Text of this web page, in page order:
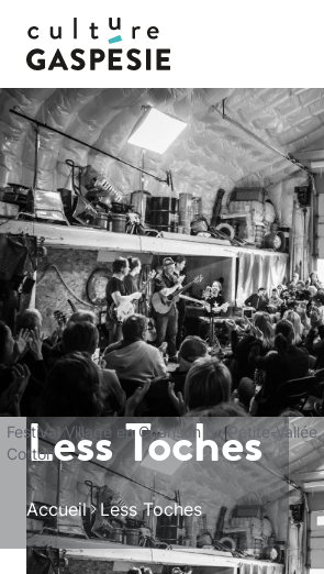
Festival Village en Chanson de Petite-
Cotton
Less Toches
Accueil Less Toches